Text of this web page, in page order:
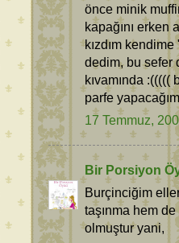
önce minik
kapağını erken
kızdım
dedim, bu sefer
kıvamında :(((((
parfe
17 Temmuz,
Bir Porsiyon
Burçinciğim
taşınma hem
olmuştur yani,